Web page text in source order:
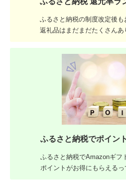
ふるさと納税の制度改定後も
返礼品はまだまだたくさんあ
ふるさと納税でポイン
ふるさと納税でAmazonギフ
ポイントがお得にもらえる